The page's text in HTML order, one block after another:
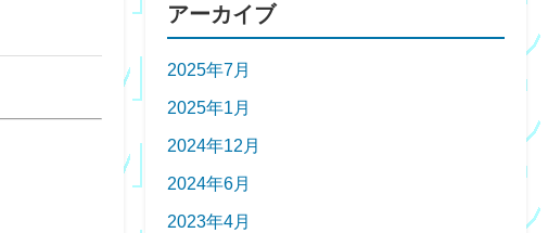
アーカイブ
2025年7月
2025年1月
2024年12月
2024年6月
2023年4月